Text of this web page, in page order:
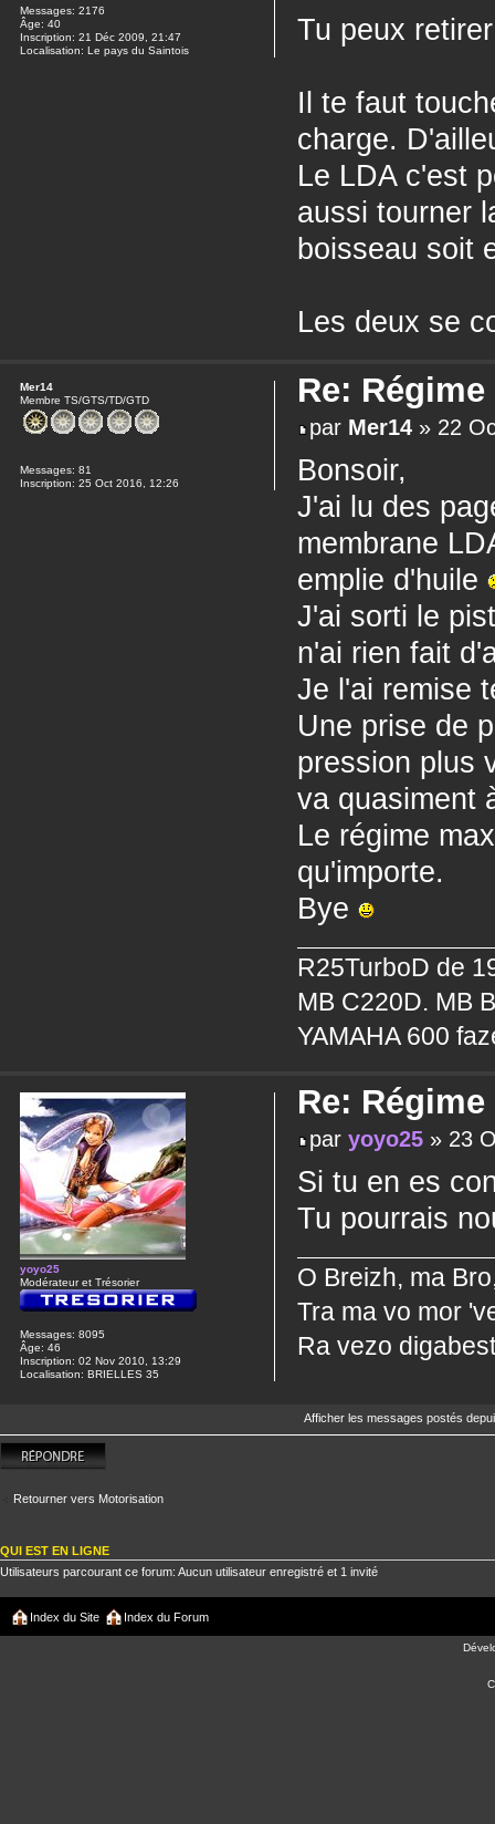
Tu peux
Il te faut
charge.
Le LDA c'est
aussi tourner
boisseau soit
Les deux se
Messages: 2176
Âge: 40
Inscription: 21 Déc 2009, 21:47
Localisation: Le pays du Saintois
Re:
par Mer14 » 22
Bonsoir,
J'ai lu des
membrane
emplie d'huile
J'ai sorti le
n'ai rien fait
Je l'ai remise
Une prise de
pression plus
va quasiment
Le régime
qu'importe.
Bye
R25TurboD de
MB C220D. MB
YAMAHA 600
Mer14
Membre TS/GTS/TD/GTD
Messages: 81
Inscription: 25 Oct 2016, 12:26
Re:
paryoyo25 » 23
Si tu en es
Tu pourrais
O Breizh, ma
Tra ma vo mor
Ra vezo
yoyo25
Modérateur et Trésorier
Messages: 8095
Âge: 46
Inscription: 02 Nov 2010, 13:29
Localisation: BRIELLES 35
Afficher les messages postés
Répondre
Retourner vers Motorisation
QUI EST EN LIGNE
Utilisateurs parcourant ce forum: Aucun utilisateur enregistré et 1 invité
Index du Site Index du Forum